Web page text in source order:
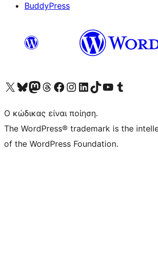
BuddyPress
Visit our X (formerly Twitter) account
Visit our Bluesky account
Επισκεφθείτε τον λογαριασμό μας στο Mastodon
Visit our Threads account
Επισκεφτείτε τη σελίδα μας στο Facebook
Επισκεφθείτε τον λογαριασμό μας Instagram
Επισκεφθείτε τον λογαριασμό μας LinkedIn
Visit our TikTok account
Visit our YouTube channel
Visit our Tumblr account
Ο κώδικας είναι ποίηση.
The WordPress® trademark is the
of the WordPress Foundation.